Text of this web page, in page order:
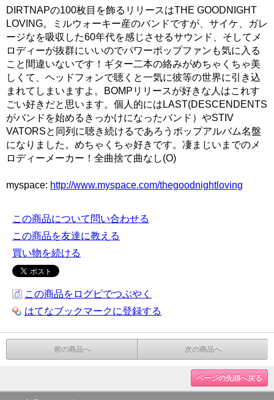
DIRTNAPの100枚目を飾るリリースはTHE GOODNIGHT
LOVING。ミルウォーキー産のバンドですが、サイケ、ガレ
ージなを吸収した60年代を感じさせるサウンド、そしてメ
ロディーが抜群にいいのでパワーポップファンも気に入る
こと間違いないです！ギター二本の絡みがめちゃくちゃ美
しくて、ヘッドフォンで聴くと一気に彼等の世界に引き込
まれてしまいますよ。BOMPリリースが好きな人はこれす
ごい好きだと思います。個人的にはLAST(DESCENDENTS
がバンドを始めるきっかけになったバンド）やSTIV
VATORSと同列に聴き続けるであろうポップアルバム名盤
になりました。めちゃくちゃ好きです。凄まじいまでのメ
ロディーメーカー！全曲捨て曲なし(O)
myspace: http://www.myspace.com/thegoodnightloving
この商品について問い合わせる
この商品を友達に教える
買い物を続ける
この商品をログピでつぶやく
はてなブックマークに登録する
前の商品へ 次の商品へ
ページの先頭へ戻る